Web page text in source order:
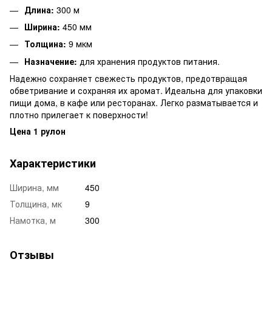
Длина: 300 м
Ширина: 450 мм
Толщина: 9 мкм
Назначение: для хранения продуктов питания.
Надежно сохраняет свежесть продуктов, предотвращая
обветривание и сохраняя их аромат. Идеальна для упаковки
пищи дома, в кафе или ресторанах. Легко разматывается и
плотно прилегает к поверхности!
Цена 1 рулон
Характеристики
Ширина, мм
450
Толщина, мк
9
Намотка, м
300
Отзывы